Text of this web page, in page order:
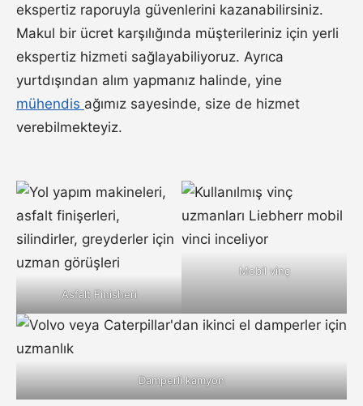
ekspertiz raporuyla güvenlerini kazanabilirsiniz.
Makul bir ücret karşılığında müşterileriniz için yerli
ekspertiz hizmeti sağlayabiliyoruz. Ayrıca
yurtdışından alım yapmanız halinde, yine
mühendis ağımız sayesinde, size de hizmet
verebilmekteyiz.
Asfalt Finisheri
Mobil vinç
Damperli kamyon